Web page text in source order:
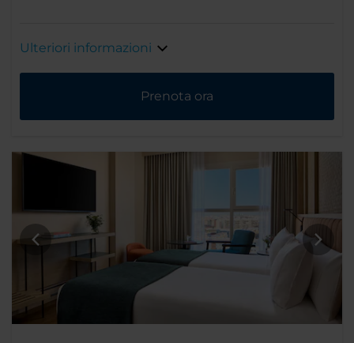
Ulteriori informazioni
Prenota ora